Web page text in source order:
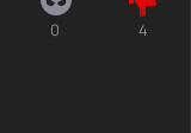
0 4